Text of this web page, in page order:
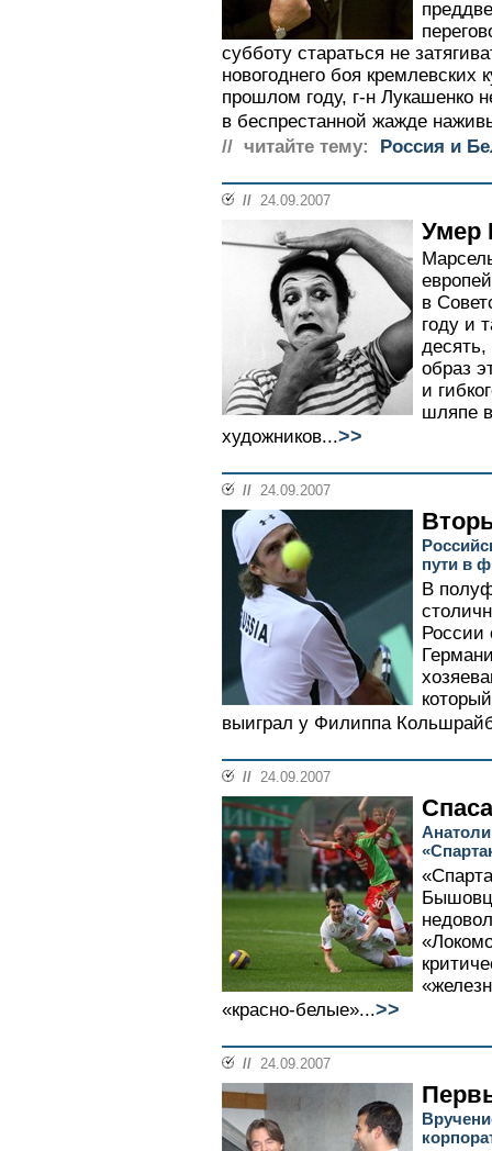
субботу стараться не
новогоднего боя кремлевских
прошлом году, г-н Лукашенко
в беспрестанной жажде
// читайте тему:
Россия и
// 24.09.2007
Умер
в
году и
образ
и
шляпе
художников...>>
// 24.09.2007
пути в
В
России
выиграл у Филиппа
// 24.09.2007
«красно-белые»...>>
// 24.09.2007